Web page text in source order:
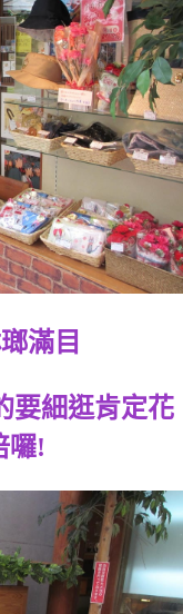
滿目
要細逛肯定花
囉!